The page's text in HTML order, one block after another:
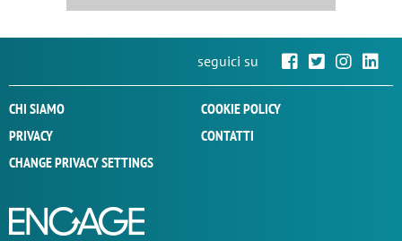
seguici su
CHI SIAMO
COOKIE POLICY
PRIVACY
CONTATTI
CHANGE PRIVACY SETTINGS